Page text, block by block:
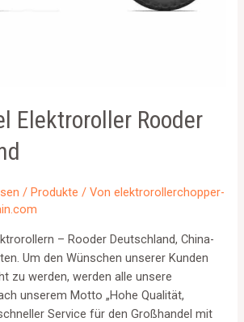
Elektroroller Rooder
/ Produkte / Vonelektrorollerchopper-
– Rooder Deutschland, China-
Um den Wünschen unserer Kunden
zu werden, werden alle unsere
unserem Motto „Hohe Qualität,
Service für den Großhandel mit